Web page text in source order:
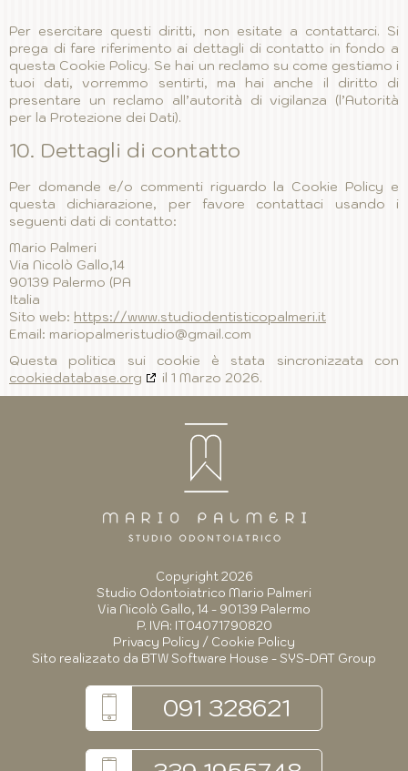
Per esercitare questi diritti, non esitate a contattarci. Si
prega di fare riferimento ai dettagli di contatto in fondo a
questa Cookie Policy. Se hai un reclamo su come gestiamo i
tuoi dati, vorremmo sentirti, ma hai anche il diritto di
presentare un reclamo all’autorità di vigilanza (l’Autorità
per la Protezione dei Dati).
10. Dettagli di contatto
Per domande e/o commenti riguardo la Cookie Policy e
questa dichiarazione, per favore contattaci usando i
seguenti dati di contatto:
Mario Palmeri
Via Nicolò Gallo,14
90139 Palermo (PA
Italia
Sito web: https://www.studiodentisticopalmeri.it
Email: mariopalmeristudio@gmail.com
Questa politica sui cookie è stata sincronizzata con
cookiedatabase.org
il 1 Marzo 2026.
Copyright 2026
Studio Odontoiatrico Mario Palmeri
Via Nicolò Gallo, 14 - 90139 Palermo
P. IVA: IT04071790820
Privacy Policy / Cookie Policy
Sito realizzato da BTW Software House - SYS-DAT Group
091 328621